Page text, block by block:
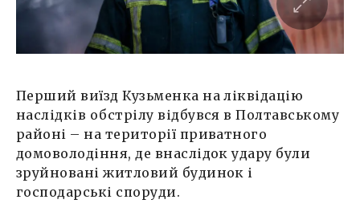
Перший виїзд Кузьменка на ліквідацію
наслідків обстрілу відбувся в Полтавському
районі – на території приватного
домоволодіння, де внаслідок удару були
зруйновані житловий будинок і
господарські споруди.